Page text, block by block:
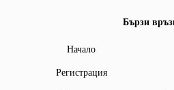
Бързи
Начало
Регистрация